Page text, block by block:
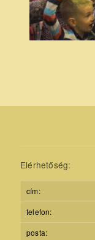
Elérhetőség:
cím:
telefon:
posta: